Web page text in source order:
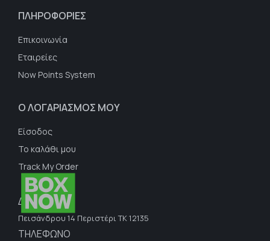
ΠΛΗΡΟΦΟΡΙΕΣ
Επικοινωνία
Εταιρείες
Now Points System
Ο ΛΟΓΑΡΙΑΣΜΟΣ ΜΟΥ
Είσοδος
Το καλάθι μου
Track My Order
ΔΙΕΥΘΥΝΣΗ
Πεισάνδρου 14 Περιστέρι ΤΚ 12135
ΤΗΛΕΦΩΝΟ